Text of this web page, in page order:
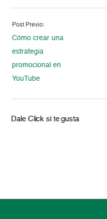
Post Previo:
Cómo crear una
estrategia
promocional en
YouTube
Dale Click si te gusta